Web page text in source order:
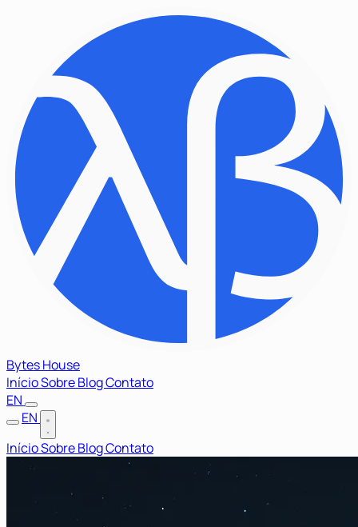
Bytes House
InícioSobreBlogContato
EN
EN
InícioSobreBlogContato